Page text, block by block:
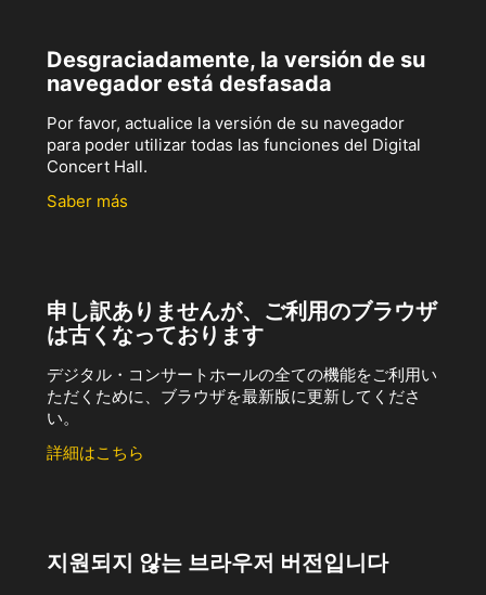
Desgraciadamente, la versión de su
navegador está desfasada
Por favor, actualice la versión de su navegador
para poder utilizar todas las funciones del Digital
Concert Hall.
Saber más
申し訳ありませんが、ご利用のブラウザ
は古くなっております
デジタル・コンサートホールの全ての機能をご利用い
ただくために、ブラウザを最新版に更新してくださ
い。
詳細はこちら
지원되지 않는 브라우저 버전입니다